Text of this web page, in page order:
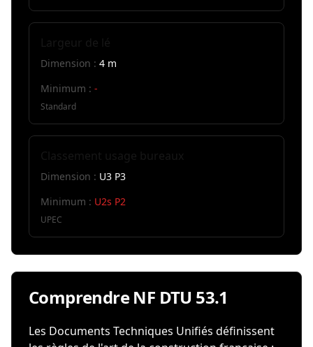
Dimension : 4 m
Minimum : -
Standard
Dimension : U3 P3
Minimum : U2s P2
UPEC
Comprendre NF DTU 53.1
Les Documents Techniques Unifiés définissent